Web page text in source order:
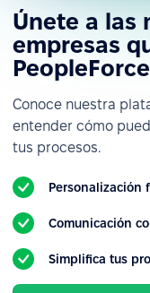
Únete a las
empresas
PeopleForce
Conoce nuestra
entender cómo
tus procesos.
Personalización
Comunicación
Simplifica tus